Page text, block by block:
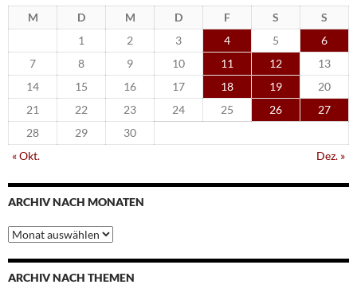
M D M D F S
S
1
2 3 4 5
6
7
8 9 10 11 12
13
14
15 16 17 18 19
20
21
22 23 24 25 26
27
28
29
30
« Okt.
Dez. »
ARCHIV NACH MONATEN
Archiv
nach
Monaten
ARCHIV NACH THEMEN